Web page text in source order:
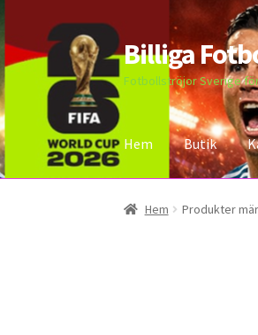
Hoppa
till
navigering
Hoppa
till
innehåll
Billiga
Fotbollströjor Sverige
Hem Butik
Hem Bloggar Butik
Hem Produkter